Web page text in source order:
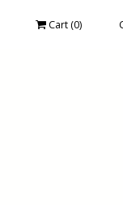
Cart (0)